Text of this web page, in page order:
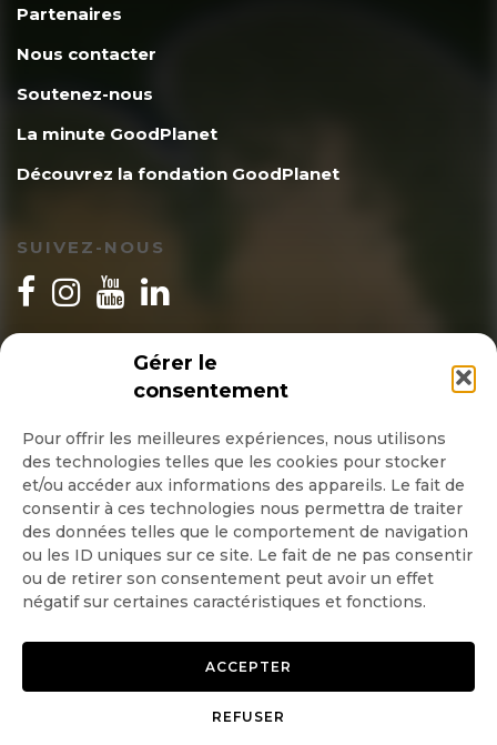
Gérer le
consentement
Pour offrir les meilleures expériences, nous utilisons
des technologies telles que les cookies pour stocker
et/ou accéder aux informations des appareils. Le fait de
consentir à ces technologies nous permettra de traiter
des données telles que le comportement de navigation
ou les ID uniques sur ce site. Le fait de ne pas consentir
ou de retirer son consentement peut avoir un effet
négatif sur certaines caractéristiques et fonctions.
ACCEPTER
REFUSER
Partenaires
Nous contacter
Soutenez-nous
La minute GoodPlanet
Découvrez la fondation GoodPlanet
SUIVEZ-NOUS
INSCRIPTION NEWSLETTER
Quotidienne
Hebdo
OK